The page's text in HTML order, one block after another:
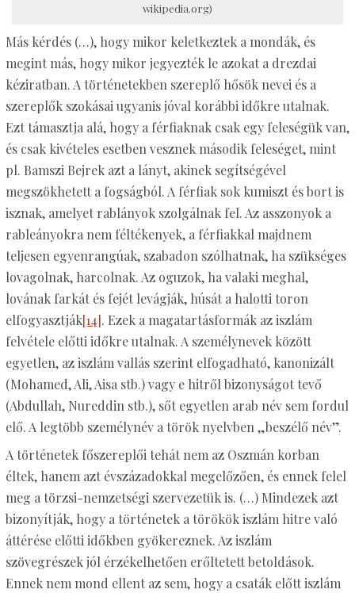
wikipedia.org)
Más kérdés (…), hogy mikor keletkeztek a mondák, és
megint más, hogy mikor jegyezték le azokat a drezdai
kéziratban. A történetekben szereplő hősök nevei és a
szereplők szokásai ugyanis jóval korábbi időkre utalnak.
Ezt támasztja alá, hogy a férfiaknak csak egy feleségük van,
és csak kivételes esetben vesznek második feleséget, mint
pl. Bamszi Bejrek azt a lányt, akinek segítségével
megszökhetett a fogságból. A férfiak sok kumiszt és bort is
isznak, amelyet rablányok szolgálnak fel. Az asszonyok a
rableányokra nem féltékenyek, a férfiakkal majdnem
teljesen egyenrangúak, szabadon szólhatnak, ha szükséges
lovagolnak, harcolnak. Az oguzok, ha valaki meghal,
lovának farkát és fejét levágják, húsát a halotti toron
elfogyasztják[14]. Ezek a magatartásformák az iszlám
felvétele előtti időkre utalnak. A személynevek között
egyetlen, az iszlám vallás szerint elfogadható, kanonizált
(Mohamed, Ali, Aisa stb.) vagy e hitről bizonyságot tevő
(Abdullah, Nureddin stb.), sőt egyetlen arab név sem fordul
elő. A legtöbb személynév a török nyelvben „beszélő név”.
A történetek főszereplői tehát nem az Oszmán korban
éltek, hanem azt évszázadokkal megelőzően, és ennek felel
meg a törzsi-nemzetségi szervezetük is. (…) Mindezek azt
bizonyítják, hogy a történetek a törökök iszlám hitre való
áttérése előtti időkben gyökereznek. Az iszlám
szövegrészek jól érzékelhetően erőltetett betoldások.
Ennek nem mond ellent az sem, hogy a csaták előtt iszlám